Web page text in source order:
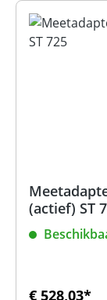
(actief) ST
€ 528,03*